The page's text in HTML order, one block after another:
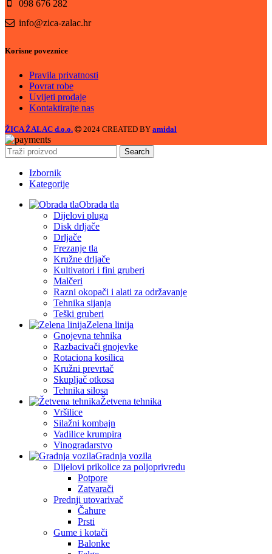
098 676 282
info@zica-zalac.hr
Korisne poveznice
Pravila privatnosti
Povrat robe
Uvijeti prodaje
Kontaktirajte nas
ŽICA ŽALAC d.o.o. 2024 CREATED BY amidal
Search
Izbornik
Kategorije
Obrada tla
Dijelovi pluga
Disk drljače
Drljače
Frezanje tla
Kružne drljače
Kultivatori i fini gruberi
Malčeri
Razni okopači i alati za održavanje
Tehnika sijanja
Teški gruberi
Zelena linija
Gnojevna tehnika
Razbacivači gnojevke
Rotaciona kosilica
Kružni prevrtač
Skupljač otkosa
Tehnika silosa
Žetvena tehnika
Vršilice
Silažni kombajn
Vadilice krumpira
Vinogradarstvo
Gradnja vozila
Dijelovi prikolice za poljoprivredu
Potpore
Zatvarači
Prednji utovarivač
Čahure
Prsti
Gume i kotači
Balonke